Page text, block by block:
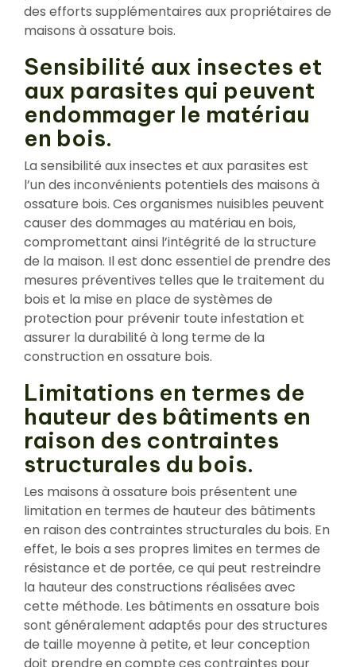
des efforts supplémentaires aux propriétaires de
maisons à ossature bois.
Sensibilité aux insectes et
aux parasites qui peuvent
endommager le matériau
en bois.
La sensibilité aux insectes et aux parasites est
l’un des inconvénients potentiels des maisons à
ossature bois. Ces organismes nuisibles peuvent
causer des dommages au matériau en bois,
compromettant ainsi l’intégrité de la structure
de la maison. Il est donc essentiel de prendre des
mesures préventives telles que le traitement du
bois et la mise en place de systèmes de
protection pour prévenir toute infestation et
assurer la durabilité à long terme de la
construction en ossature bois.
Limitations en termes de
hauteur des bâtiments en
raison des contraintes
structurales du bois.
Les maisons à ossature bois présentent une
limitation en termes de hauteur des bâtiments
en raison des contraintes structurales du bois. En
effet, le bois a ses propres limites en termes de
résistance et de portée, ce qui peut restreindre
la hauteur des constructions réalisées avec
cette méthode. Les bâtiments en ossature bois
sont généralement adaptés pour des structures
de taille moyenne à petite, et leur conception